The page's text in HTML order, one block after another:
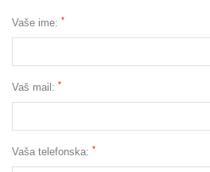
Vaše ime: *
Vaš mail: *
Vaša telefonska: *